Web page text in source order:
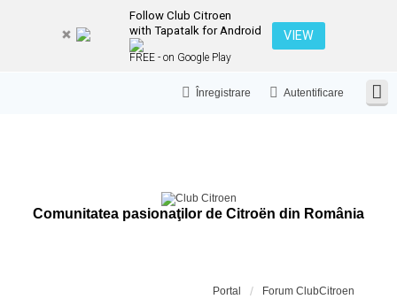
Follow Club Citroen
with Tapatalk for Android
FREE - on Google Play
VIEW
Autentificare
Înregistrare
Comunitatea pasionaţilor de Citroën din România
Portal Forum ClubCitroen